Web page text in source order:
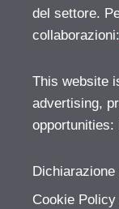
del settore.
collaborazioni:
This website
advertising,
opportunities:
Cookie Policy